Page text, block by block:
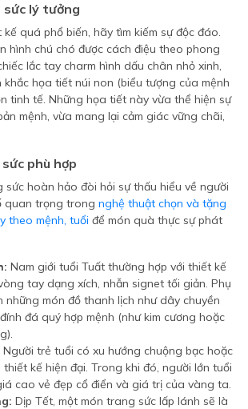
sức lý tưởng
quá phổ biến, hãy tìm kiếm sự độc đáo.
hình chú chó được cách điệu theo phong
lắc tay charm hình dấu chân nhỏ xinh,
khắc họa tiết núi non (biểu tượng của mệnh
tinh tế. Những họa tiết này vừa thể hiện sự
mệnh, vừa mang lại cảm giác vững chãi,
phù hợp
sức hoàn hảo đòi hỏi sự thấu hiểu về người
quan trọng trong nghệ thuật chọn và tặng
theo mệnh, tuổi để món quà thực sự phát
Nam giới tuổi Tuất thường hợp với thiết kế
tay dạng xích, nhẫn signet tối giản. Phụ
những món đồ thanh lịch như dây chuyền
đá quý hợp mệnh (như kim cương hoặc
Người trẻ tuổi có xu hướng chuộng bạc hoặc
kế hiện đại. Trong khi đó, người lớn tuổi
cao vẻ đẹp cổ điển và giá trị của vàng ta.
Dịp Tết, một món trang sức lấp lánh sẽ là